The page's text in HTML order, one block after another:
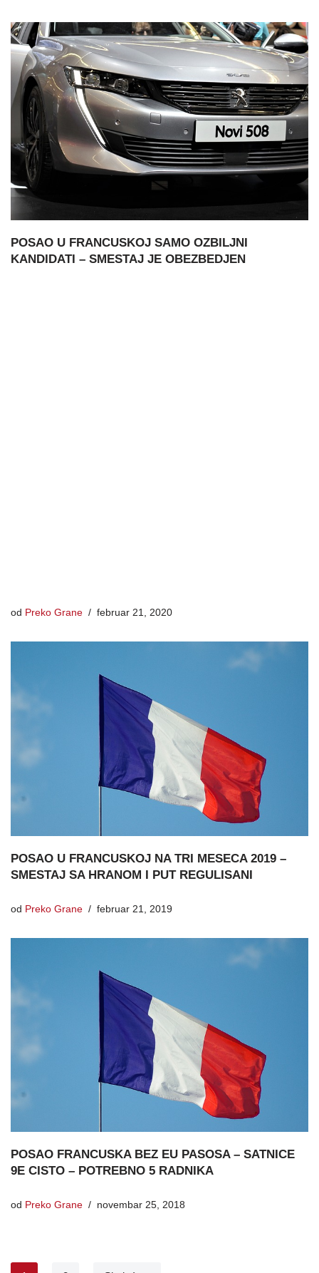
POSAO U FRANCUSKOJ SAMO OZBILJNI
KANDIDATI – SMESTAJ JE OBEZBEDJEN
od Preko Grane februar 21, 2020
POSAO U FRANCUSKOJ NA TRI MESECA 2019 –
SMESTAJ SA HRANOM I PUT REGULISANI
od Preko Grane februar 21, 2019
POSAO FRANCUSKA BEZ EU PASOSA – SATNICE
9E CISTO – POTREBNO 5 RADNIKA
od Preko Grane novembar 25, 2018